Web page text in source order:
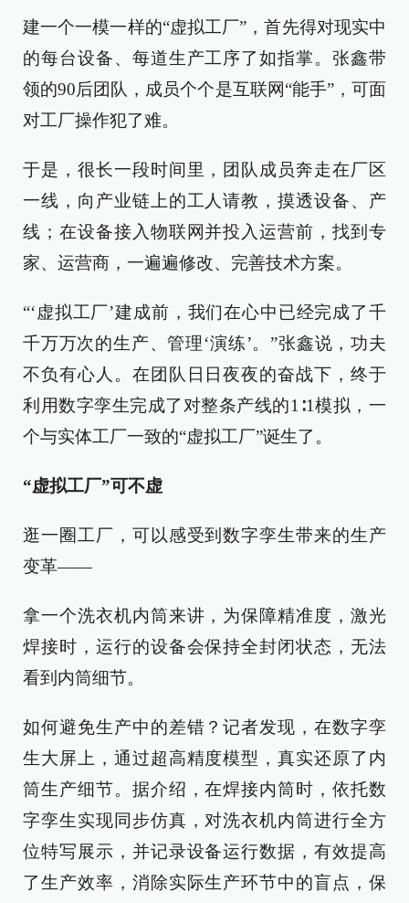
建一个一模一样的“虚拟工厂”，首先得对现实中
的每台设备、每道生产工序了如指掌。张鑫带
领的90后团队，成员个个是互联网“能手”，可面
对工厂操作犯了难。
于是，很长一段时间里，团队成员奔走在厂区
一线，向产业链上的工人请教，摸透设备、产
线；在设备接入物联网并投入运营前，找到专
家、运营商，一遍遍修改、完善技术方案。
“‘虚拟工厂’建成前，我们在心中已经完成了千
千万万次的生产、管理‘演练’。”张鑫说，功夫
不负有心人。在团队日日夜夜的奋战下，终于
利用数字孪生完成了对整条产线的1∶1模拟，一
个与实体工厂一致的“虚拟工厂”诞生了。
“虚拟工厂”可不虚
逛一圈工厂，可以感受到数字孪生带来的生产
变革——
拿一个洗衣机内筒来讲，为保障精准度，激光
焊接时，运行的设备会保持全封闭状态，无法
看到内筒细节。
如何避免生产中的差错？记者发现，在数字孪
生大屏上，通过超高精度模型，真实还原了内
筒生产细节。据介绍，在焊接内筒时，依托数
字孪生实现同步仿真，对洗衣机内筒进行全方
位特写展示，并记录设备运行数据，有效提高
了生产效率，消除实际生产环节中的盲点，保